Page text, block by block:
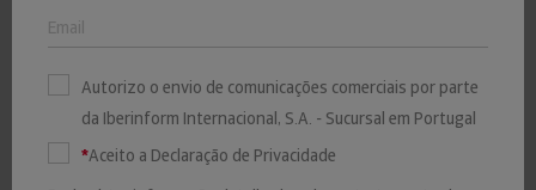
Insolvências declaradas com
queda superior a 16% em
maio face a 2025
11 JUNHO 2026 Iberinform
Autorizo o envio de comunicações comerciais por parte
da Iberinform Internacional, S.A. - Sucursal em Portugal
*Aceito a Declaração de Privacidade